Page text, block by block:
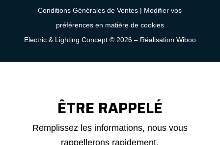
Conditions Générales de Ventes | Modifier vos
préférences en matière de cookies
Electric & Lighting Concept © 2026 – Réalisation Wiboo
ÊTRE RAPPELÉ
Demande
Remplissez les informations, nous vous
rappellerons rapidement.